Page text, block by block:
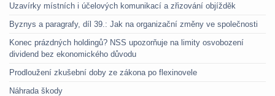
Uzavírky místních i účelových komunikací a zřizování objížděk
Byznys a paragrafy, díl 39.: Jak na organizační změny ve společnosti
Konec prázdných holdingů? NSS upozorňuje na limity osvobození
dividend bez ekonomického důvodu
Prodloužení zkušební doby ze zákona po flexinovele
Náhrada škody